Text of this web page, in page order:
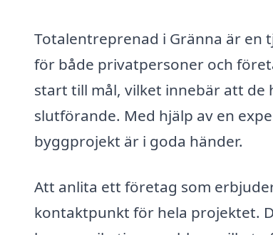
Totalentreprenad i Gränna är en
för både privatpersoner och
start till mål, vilket innebär att
slutförande. Med hjälp av en
byggprojekt är i goda händer.
Att anlita ett företag som
kontaktpunkt för hela projektet.